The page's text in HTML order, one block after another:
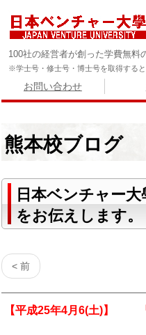
100社の経営者が創った学費無料
※学士号・修士号・博士号を取得すると
お問い合わせ
熊本校ブログ
日本ベンチャー
をお伝えします。
< 前
【平成25年4月6(土)】 『